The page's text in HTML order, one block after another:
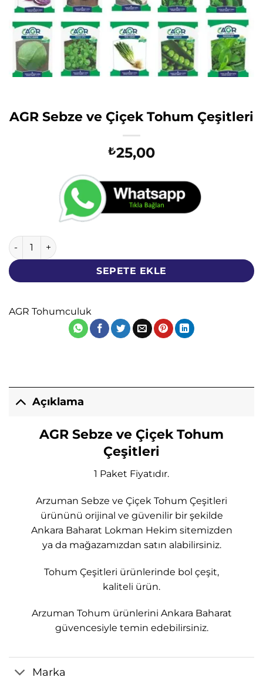
AGR Sebze ve Çiçek Tohum Çeşitleri
₺25,00
AGR Sebze ve Çiçek Tohum Çeşitleri adet
SEPETE EKLE
AGR Tohumculuk
Açıklama
AGR Sebze ve Çiçek Tohum
Çeşitleri
1 Paket Fiyatıdır.
Arzuman Sebze ve Çiçek Tohum Çeşitleri
ürününü orijinal ve güvenilir bir şekilde
Ankara Baharat Lokman Hekim sitemizden
ya da mağazamızdan satın alabilirsiniz.
Tohum Çeşitleri ürünlerinde bol çeşit,
kaliteli ürün.
Arzuman Tohum ürünlerini Ankara Baharat
güvencesiyle temin edebilirsiniz.
Marka